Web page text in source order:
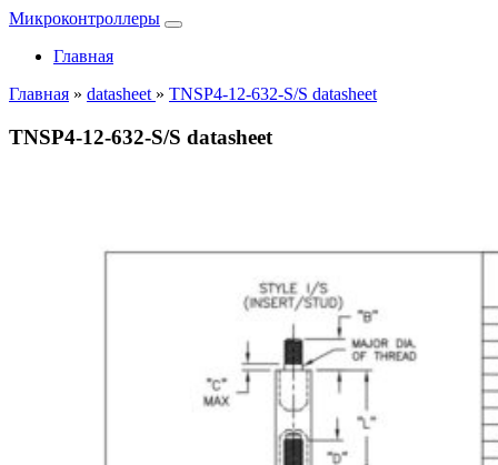
Микроконтроллеры
Главная
Главная » datasheet » TNSP4-12-632-S/S datasheet
TNSP4-12-632-S/S datasheet